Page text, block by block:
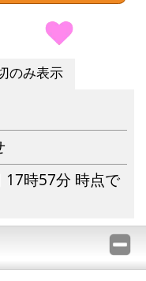
のみ表示
17時57分 時点で